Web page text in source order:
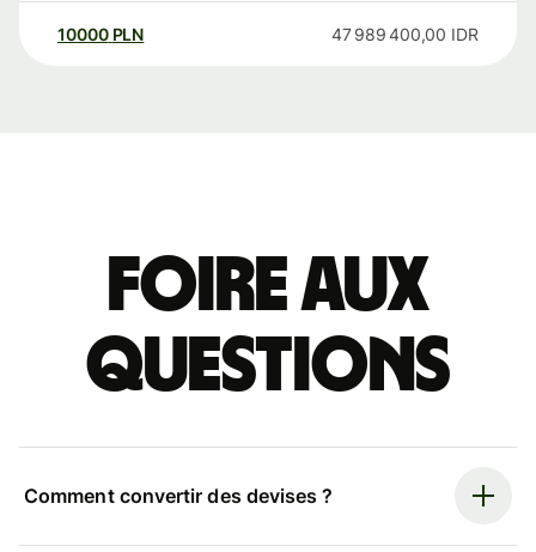
10000 PLN 47 989 400,00 IDR
Foire aux
questions
Comment convertir des devises ?